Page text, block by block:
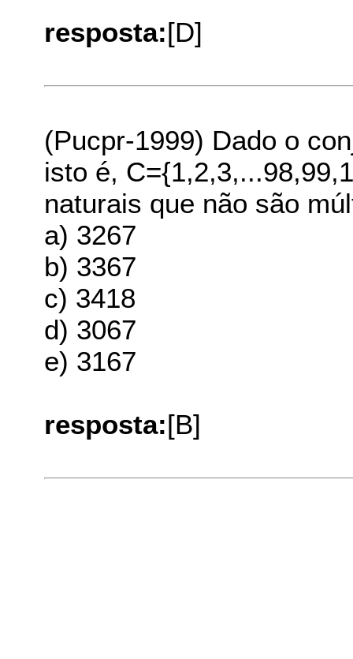
resposta:[D]
(Pucpr-1999) Dado o
isto é,
naturais que não são
a) 3267
b) 3367
c) 3418
d) 3067
e) 3167
resposta:[B]